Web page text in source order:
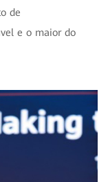
de
e o maior do